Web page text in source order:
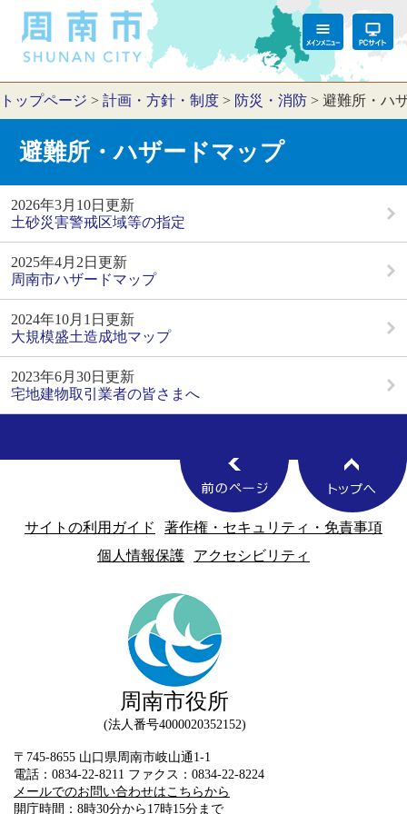
トップページ > 計画・方針・制度 > 防災・消防 > 避難所・ハ
避難所・ハザードマップ
2026年3月10日更新
土砂災害警戒区域等の指定
2025年4月2日更新
周南市ハザードマップ
2024年10月1日更新
大規模盛土造成地マップ
2023年6月30日更新
宅地建物取引業者の皆さまへ
サイトの利用ガイド
著作権・セキュリティ・免責事項
個人情報保護
アクセシビリティ
周南市役所
法人番号4000020352152
〒745-8655 山口県周南市岐山通1-1
電話：0834-22-8211 ファクス：0834-22-8224
メールでのお問い合わせはこちらから
開庁時間：8時30分から17時15分まで